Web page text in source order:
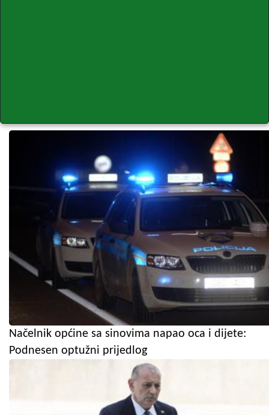
Načelnik općine sa sinovima napao oca i dijete:
Podnesen optužni prijedlog